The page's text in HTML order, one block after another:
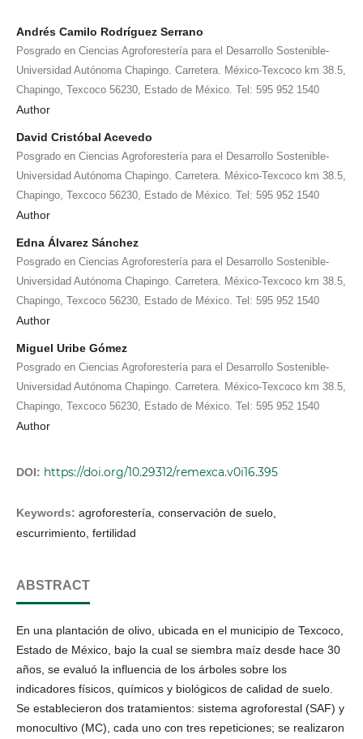
Andrés Camilo Rodríguez Serrano
Posgrado en Ciencias Agroforestería para el Desarrollo Sostenible-
Universidad Autónoma Chapingo. Carretera. México-Texcoco km 38.5,
Chapingo, Texcoco 56230, Estado de México. Tel: 595 952 1540
Author
David Cristóbal Acevedo
Posgrado en Ciencias Agroforestería para el Desarrollo Sostenible-
Universidad Autónoma Chapingo. Carretera. México-Texcoco km 38.5,
Chapingo, Texcoco 56230, Estado de México. Tel: 595 952 1540
Author
Edna Álvarez Sánchez
Posgrado en Ciencias Agroforestería para el Desarrollo Sostenible-
Universidad Autónoma Chapingo. Carretera. México-Texcoco km 38.5,
Chapingo, Texcoco 56230, Estado de México. Tel: 595 952 1540
Author
Miguel Uribe Gómez
Posgrado en Ciencias Agroforestería para el Desarrollo Sostenible-
Universidad Autónoma Chapingo. Carretera. México-Texcoco km 38.5,
Chapingo, Texcoco 56230, Estado de México. Tel: 595 952 1540
Author
DOI: https://doi.org/10.29312/remexca.v0i16.395
Keywords: agroforestería, conservación de suelo,
escurrimiento, fertilidad
ABSTRACT
En una plantación de olivo, ubicada en el municipio de Texcoco,
Estado de México, bajo la cual se siembra maíz desde hace 30
años, se evaluó la influencia de los árboles sobre los
indicadores físicos, químicos y biológicos de calidad de suelo.
Se establecieron dos tratamientos: sistema agroforestal (SAF) y
monocultivo (MC), cada uno con tres repeticiones; se realizaron